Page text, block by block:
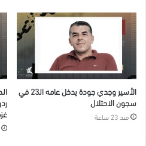
الأسير وجدي جودة يدخل عامه الـ23 في
سجون الاحتلال
منذ 23 ساعة